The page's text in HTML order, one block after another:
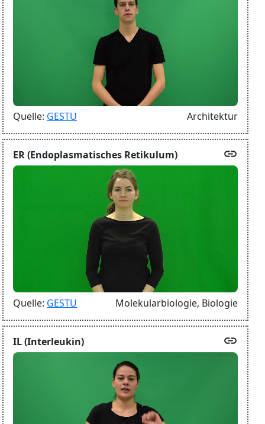
Quelle: GESTU Architektur
ER (Endoplasmatisches Retikulum) link
Quelle: GESTU Molekularbiologie, Biologie
IL (Interleukin) link